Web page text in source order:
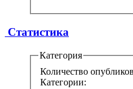
Статистика
Категория
Количество
Категории: